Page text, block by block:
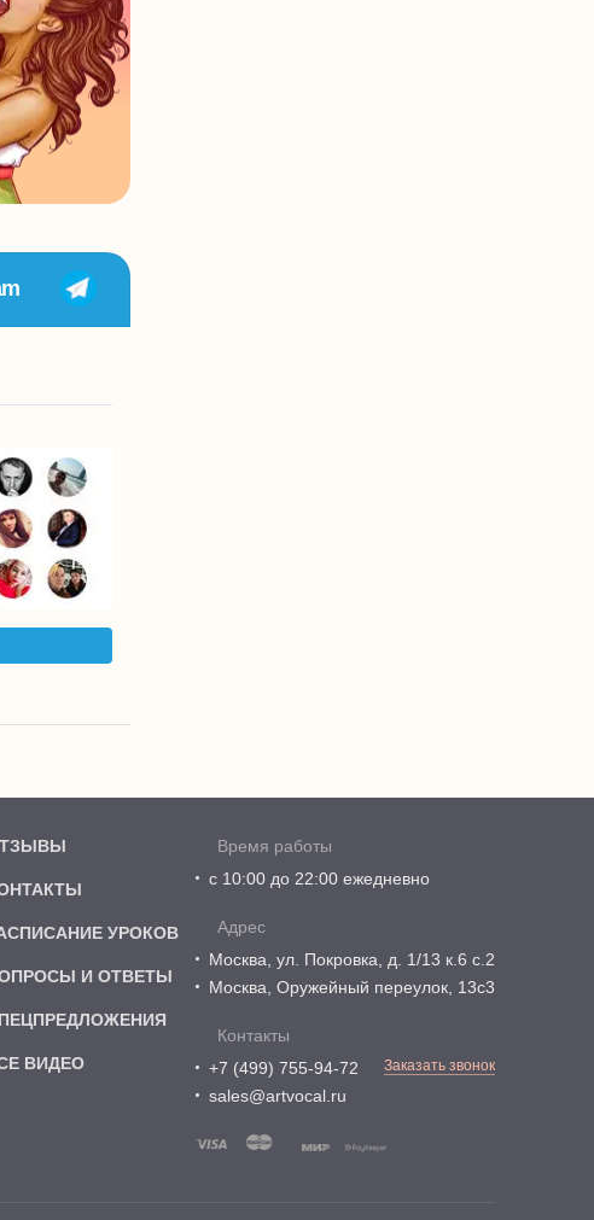
УРОКОВ
И ОТВЕТЫ
ВИДЕО
Время работы
с 10:00 до 22:00 ежедневно
Адрес
Москва, ул. Покровка, д. 1/13 к.6 с.2
Москва, Оружейный переулок, 13с3
Контакты
+7 (499) 755-94-72
sales@artvocal.ru
Заказать звонок